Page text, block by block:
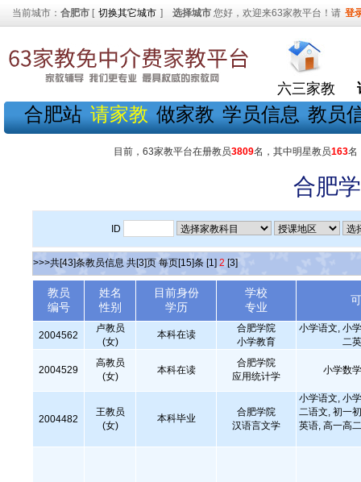
当前城市： 合肥市 [ 切换其它城市 ] 选择城市 您好，欢迎来63家教平台！请 登
六三家教
合肥站 请家教 做家教 学员信息 教员
目前，63家教平台在册教员3809名，其中明星教员163名
合肥
ID
>>>共[43]条教员信息 共[3]页 每页[15]条 [1] 2 [3]
教员
编号
姓名
性别
目前身份
学历
学校
专业
2004562
卢教员
(女)
本科在读
合肥学院
小学教育
小学语文, 小
二
2004529
高教员
(女)
本科在读
合肥学院
应用统计学
小学数
2004482
王教员
(女)
本科毕业
合肥学院
汉语言文学
小学语文, 小
二语文, 初一
英语, 高一高